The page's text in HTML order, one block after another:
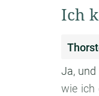
Ich
Ja,
wie ich